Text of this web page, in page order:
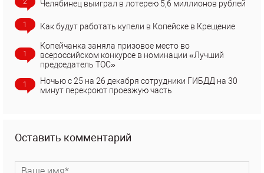
2 Челябинец выиграл в лотерею 5,6 миллионов рублей
1 Как будут работать купели в Копейске в Крещение
1
Копейчанка заняла призовое место во
всероссийском конкурсе в номинации «Лучший
председатель ТОС»
1
Ночью с 25 на 26 декабря сотрудники ГИБДД на 30
минут перекроют проезжую часть
Оставить комментарий